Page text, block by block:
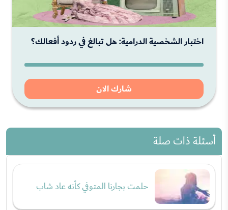
اختبار الشخصية الدرامية: هل تبالغ في ردود أفعالك؟
شارك الان
أسئلة ذات صلة
حلمت بجارنا المتوفي كأنه عاد شاب